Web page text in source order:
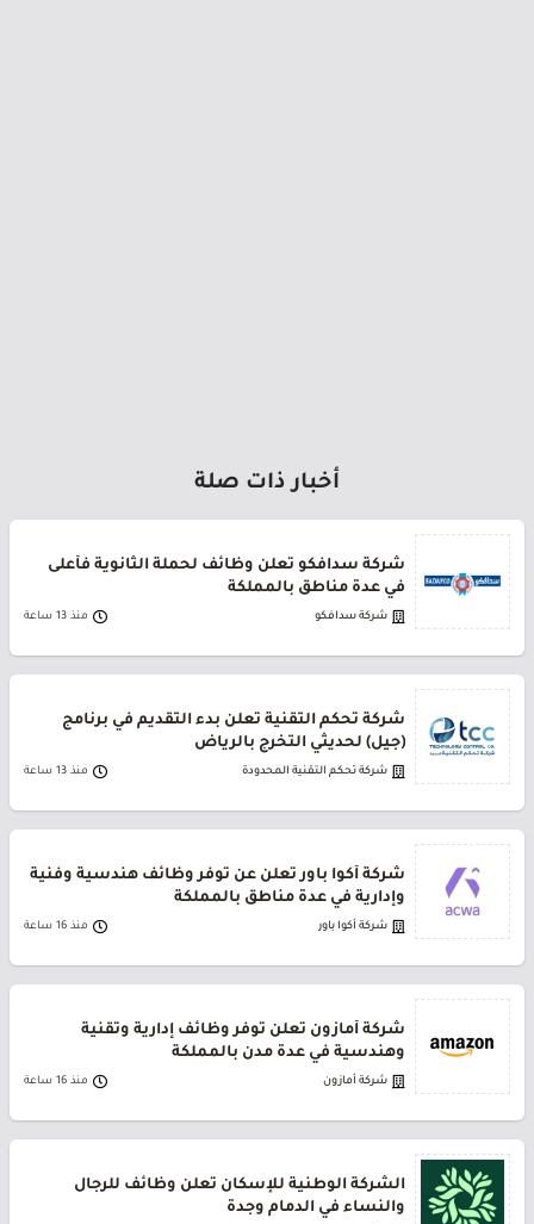
أخبار ذات صلة
شركة سدافكو تعلن وظائف لحملة الثانوية فأعلى
في عدة مناطق بالمملكة
شركة سدافكو منذ 13 ساعة
شركة تحكم التقنية تعلن بدء التقديم في برنامج
(جيل) لحديثي التخرج بالرياض
شركة تحكم التقنية المحدودة منذ 13 ساعة
شركة أكوا باور تعلن عن توفر وظائف هندسية وفنية
وإدارية في عدة مناطق بالمملكة
شركة أكوا باور منذ 16 ساعة
شركة أمازون تعلن توفر وظائف إدارية وتقنية
وهندسية في عدة مدن بالمملكة
شركة أمازون منذ 16 ساعة
الشركة الوطنية للإسكان تعلن وظائف للرجال
والنساء في الدمام وجدة